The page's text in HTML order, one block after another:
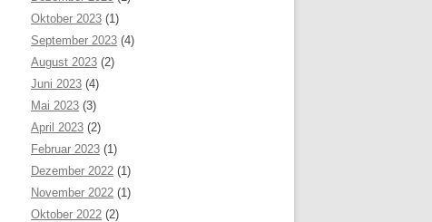
Oktober 2023 (1)
September 2023 (4)
August 2023 (2)
Juni 2023 (4)
Mai 2023 (3)
April 2023 (2)
Februar 2023 (1)
Dezember 2022 (1)
November 2022 (1)
Oktober 2022 (2)